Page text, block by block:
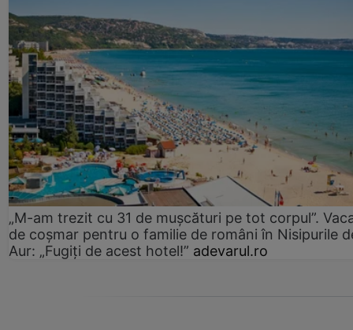
„M-am trezit cu 31 de mușcături pe tot corpul”.
de coșmar pentru o familie de români în Nisipurile
Aur: „Fugiți de acest hotel!” adevarul.ro